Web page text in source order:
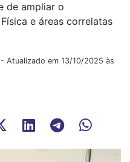
de ampliar o
e áreas correlatas
Atualizado em 13/10/2025 às